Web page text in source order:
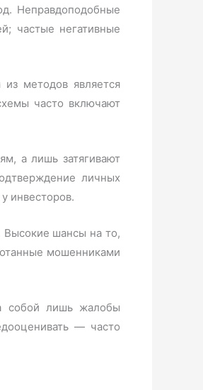
Неправдоподобные
частые негативные
методов является
часто включают
а лишь затягивают
личных
инвесторов.
Высокие шансы на то,
мошенниками
собой лишь жалобы
— часто